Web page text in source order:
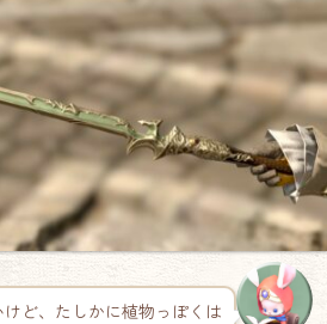
ど、たしかに植物っぽくは